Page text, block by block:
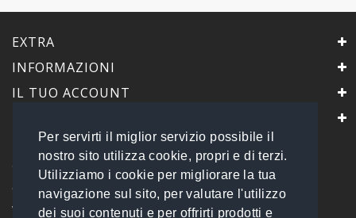
Per servirti il miglior servizio possibile il
nostro sito utilizza cookie, propri e di terzi.
Utilizziamo i cookie per migliorare la tua
navigazione sul sito, per valutare l'utilizzo
dei suoi contenuti e per offrirti prodotti e
EXTRA
INFORMAZIONI
IL TUO ACCOUNT
PrimaScelta Point
è un marchio di
Global Service B2B Srls a socio unico
Via Tolemaide, 15 - 00192 Roma